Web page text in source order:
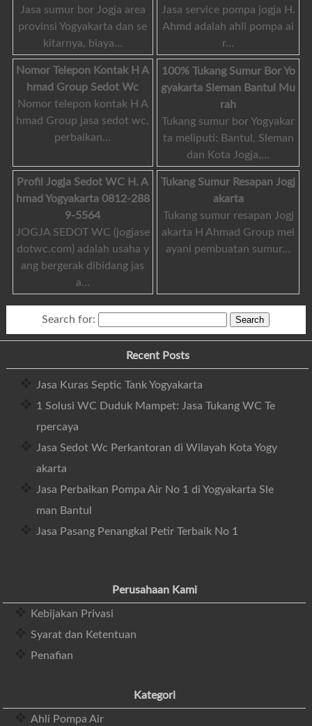
Jasa sumur bor Jogja area
provinsi Yogyakarta dan se
kitarnya, biaya…
Jasa service pompa jogja H.
Ahmd adalah ahli pompa ai
r…
Nomor Telepon Kontak H A
hmad Group Sedot Wc
Nomor telepon kontak H A
hmad Group jasa sedot wc,
perbaikan…
100% Tukang Sumur Bor Yo
gyakarta Sleman Bantul Mu
rah
Tukang sumur bor Yogyakar
ta meliputi: Bantul, Sleman
dan Kota Jogja,…
Profil Jogja Sedot WC H. A
hmad Yogyakarta 0812-288
9-5564
JOGJA SEDOT WC (jogjase
dotwc.com) adalah usaha y
ang bergerak dibidang jas
a…
Tukang Sumur Resapan Jogj
akarta
Tukang sumur resapan Jogj
akarta H Ahmad Group mel
ayani pembuatan sumur…
Search for:
Recent Posts
Jasa Kuras Septic Tank Yogyakarta
1 Solusi WC Duduk Mampet: Jasa Tukang WC Te
rpercaya
Jasa Sedot Wc Perkantoran di Wilayah Kota Yogy
akarta
Jasa Perbaikan Pompa Air No 1 di Yogyakarta Sle
man Bantul
Jasa Pasang Penangkal Petir Terbaik No 1
Perusahaan Kami
Kebijakan Privasi
Syarat dan Ketentuan
Penafian
Kategori
Ahli Pompa Air